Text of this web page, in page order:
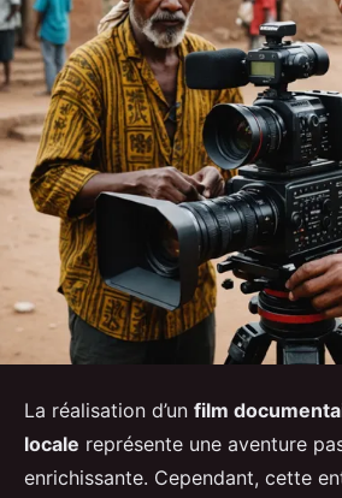
La réalisation d’un film
locale représente une aventure
enrichissante. Cependant, cette